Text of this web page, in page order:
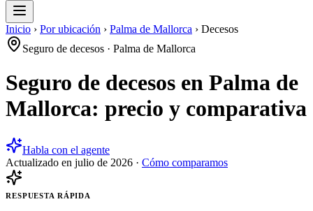
Inicio › Por ubicación › Palma de Mallorca › Decesos
Seguro de decesos · Palma de Mallorca
Seguro de decesos en Palma de
Mallorca: precio y comparativa
Habla con el agente
Actualizado en julio de 2026 · Cómo comparamos
RESPUESTA RÁPIDA